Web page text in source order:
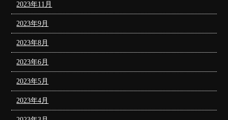
2023年11月
2023年9月
2023年8月
2023年6月
2023年5月
2023年4月